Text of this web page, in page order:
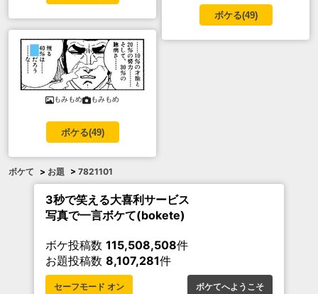
もみもめ もみもめ
ボケる(49)
ボケる(49)
ボケて > お題 > 7821101
3秒で笑える大喜利サービス
写真で一言ボケて(bokete)
ボケ投稿数 115,508,508件
お題投稿数 8,107,281件
セーフモード オン ボケてへようこそ